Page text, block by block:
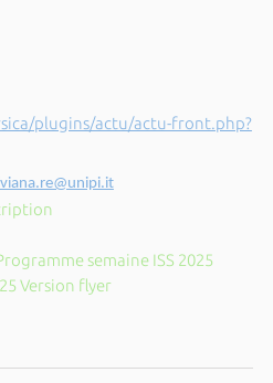
plugins/actu/actu-front.php?
semaine ISS 2025
Version flyer